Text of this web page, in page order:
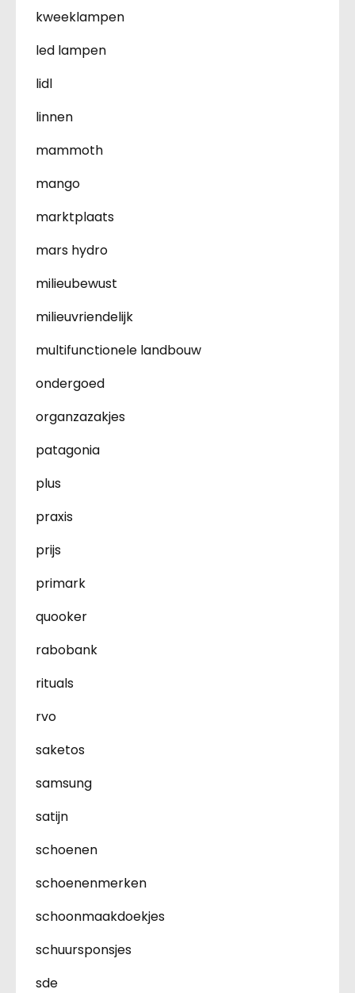
kweeklampen
led lampen
lidl
linnen
mammoth
mango
marktplaats
mars hydro
milieubewust
milieuvriendelijk
multifunctionele landbouw
ondergoed
organzazakjes
patagonia
plus
praxis
prijs
primark
quooker
rabobank
rituals
rvo
saketos
samsung
satijn
schoenen
schoenenmerken
schoonmaakdoekjes
schuursponsjes
sde